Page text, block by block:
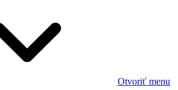
Otvoriť menu